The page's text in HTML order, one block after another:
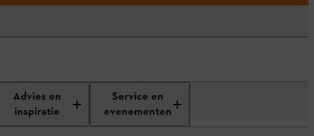
Advies en
inspiratie
Service en
evenementen